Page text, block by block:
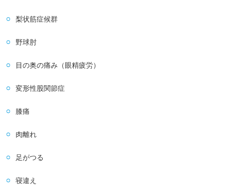
梨状筋症候群
野球肘
目の奥の痛み（眼精疲労）
変形性股関節症
膝痛
肉離れ
足がつる
寝違え